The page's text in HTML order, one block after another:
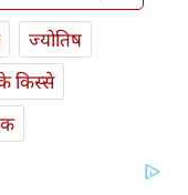
ज्योतिष
किस्से